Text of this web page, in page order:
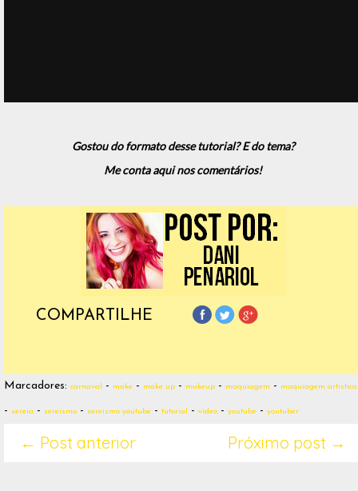
Gostou do formato desse tutorial? E do tema?
Me conta aqui nos comentários!
COMPARTILHE
Marcadores: carnaval - make - make up - makeup - maquiagem - maquiagem artística
- sereia - sereismo - sereismo youtube - tutorial - vídeo - youtube - youtuber
Próximo post →
← Post anterior